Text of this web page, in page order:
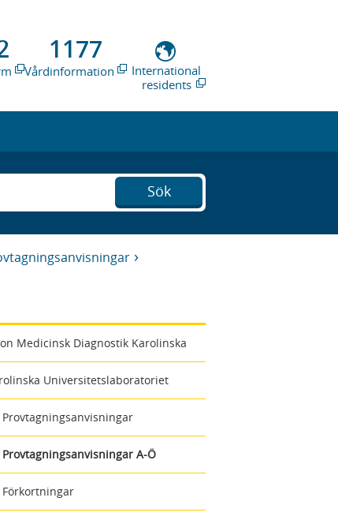
1177
Vårdinformation
International
residents
Sök
Medicinsk Diagnostik Karolinska
Universitetslaboratoriet
Provtagningsanvisningar
Provtagningsanvisningar A-Ö
Förkortningar